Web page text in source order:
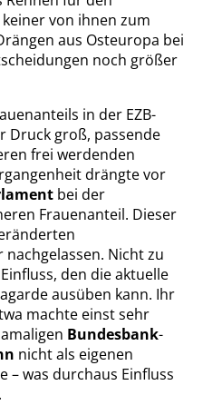
von ihnen zum
aus Osteuropa bei
noch größer
in der EZB-
Druck groß, passende
frei werdenden
drängte vor
bei der
Frauenanteil. Dieser
Nicht zu
den die aktuelle
ausüben kann. Ihr
machte einst sehr
Bundesbank-
nicht als eigenen
– was durchaus Einfluss